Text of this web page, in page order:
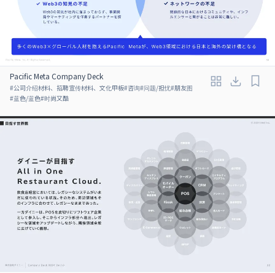
Pacific Meta Company Deck
#公司介绍材料、招聘宣传材料、文化甲板#咨询#问题/担忧#朋友图
#蓝色/蓝色#时尚又酷